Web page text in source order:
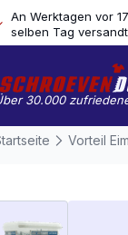
An Werktagen vor
selben Tag versandt
30.000
Vorteil